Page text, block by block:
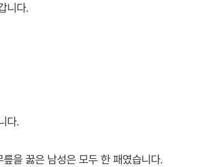
니다.
다.
을 꿇은 남성은 모두 한 패였습니다.